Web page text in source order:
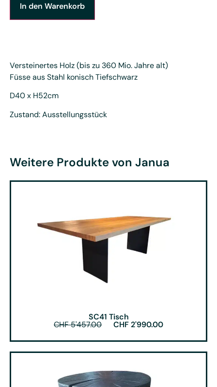
In den Warenkorb
Versteinertes Holz (bis zu 360 Mio. Jahre alt)
Füsse aus Stahl konisch Tiefschwarz
D40 x H52cm
Zustand: Ausstellungsstück
Weitere Produkte von Janua
SC41 Tisch
CHF5'457.00 CHF2'990.00